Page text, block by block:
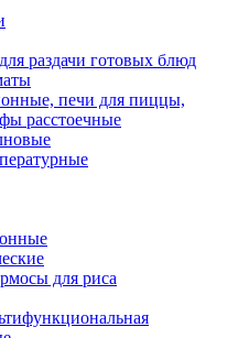
раздачи готовых блюд
печи для пиццы,
расстоечные
для риса